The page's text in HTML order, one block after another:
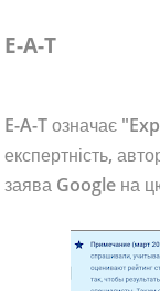
E-A-T
E-A-T означає
експертність,
заява Google на